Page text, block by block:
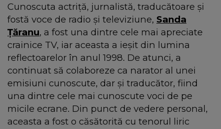
Cunoscuta actriță, jurnalistă, traducătoare și
fostă voce de radio și televiziune, Sanda
Țăranu, a fost una dintre cele mai apreciate
crainice TV, iar aceasta a ieșit din lumina
reflectoarelor în anul 1998. De atunci, a
continuat să colaboreze ca narator al unei
emisiuni cunoscute, dar și traducător, fiind
una dintre cele mai cunoscute voci de pe
micile ecrane. Din punct de vedere personal,
aceasta a fost o căsătorită cu tenorul liric